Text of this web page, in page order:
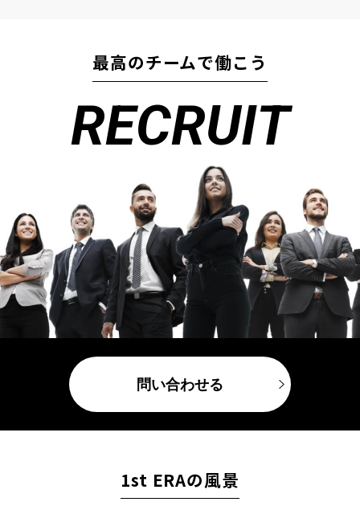
最高のチームで働こう
RECRUIT
問い合わせる
1st ERAの風景